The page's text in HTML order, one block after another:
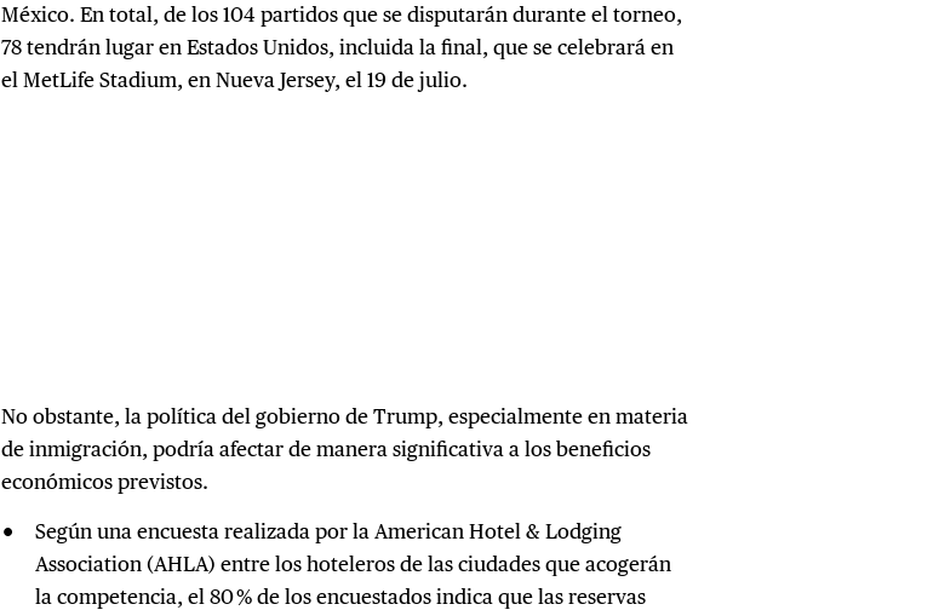
México. En total, de los 104 partidos que se disputarán durante el torneo,
78 tendrán lugar en Estados Unidos, incluida la final, que se celebrará en
el MetLife Stadium, en Nueva Jersey, el 19 de julio.
No obstante, la política del gobierno de Trump, especialmente en materia
de inmigración, podría afectar de manera significativa a los beneficios
económicos previstos.
Según una encuesta realizada por la American Hotel & Lodging
Association (AHLA) entre los hoteleros de las ciudades que acogerán
la competencia, el 80 % de los encuestados indica que las reservas